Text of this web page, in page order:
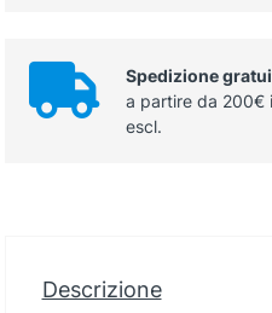
Spedizione
a partire da 200€
escl.
Descrizione